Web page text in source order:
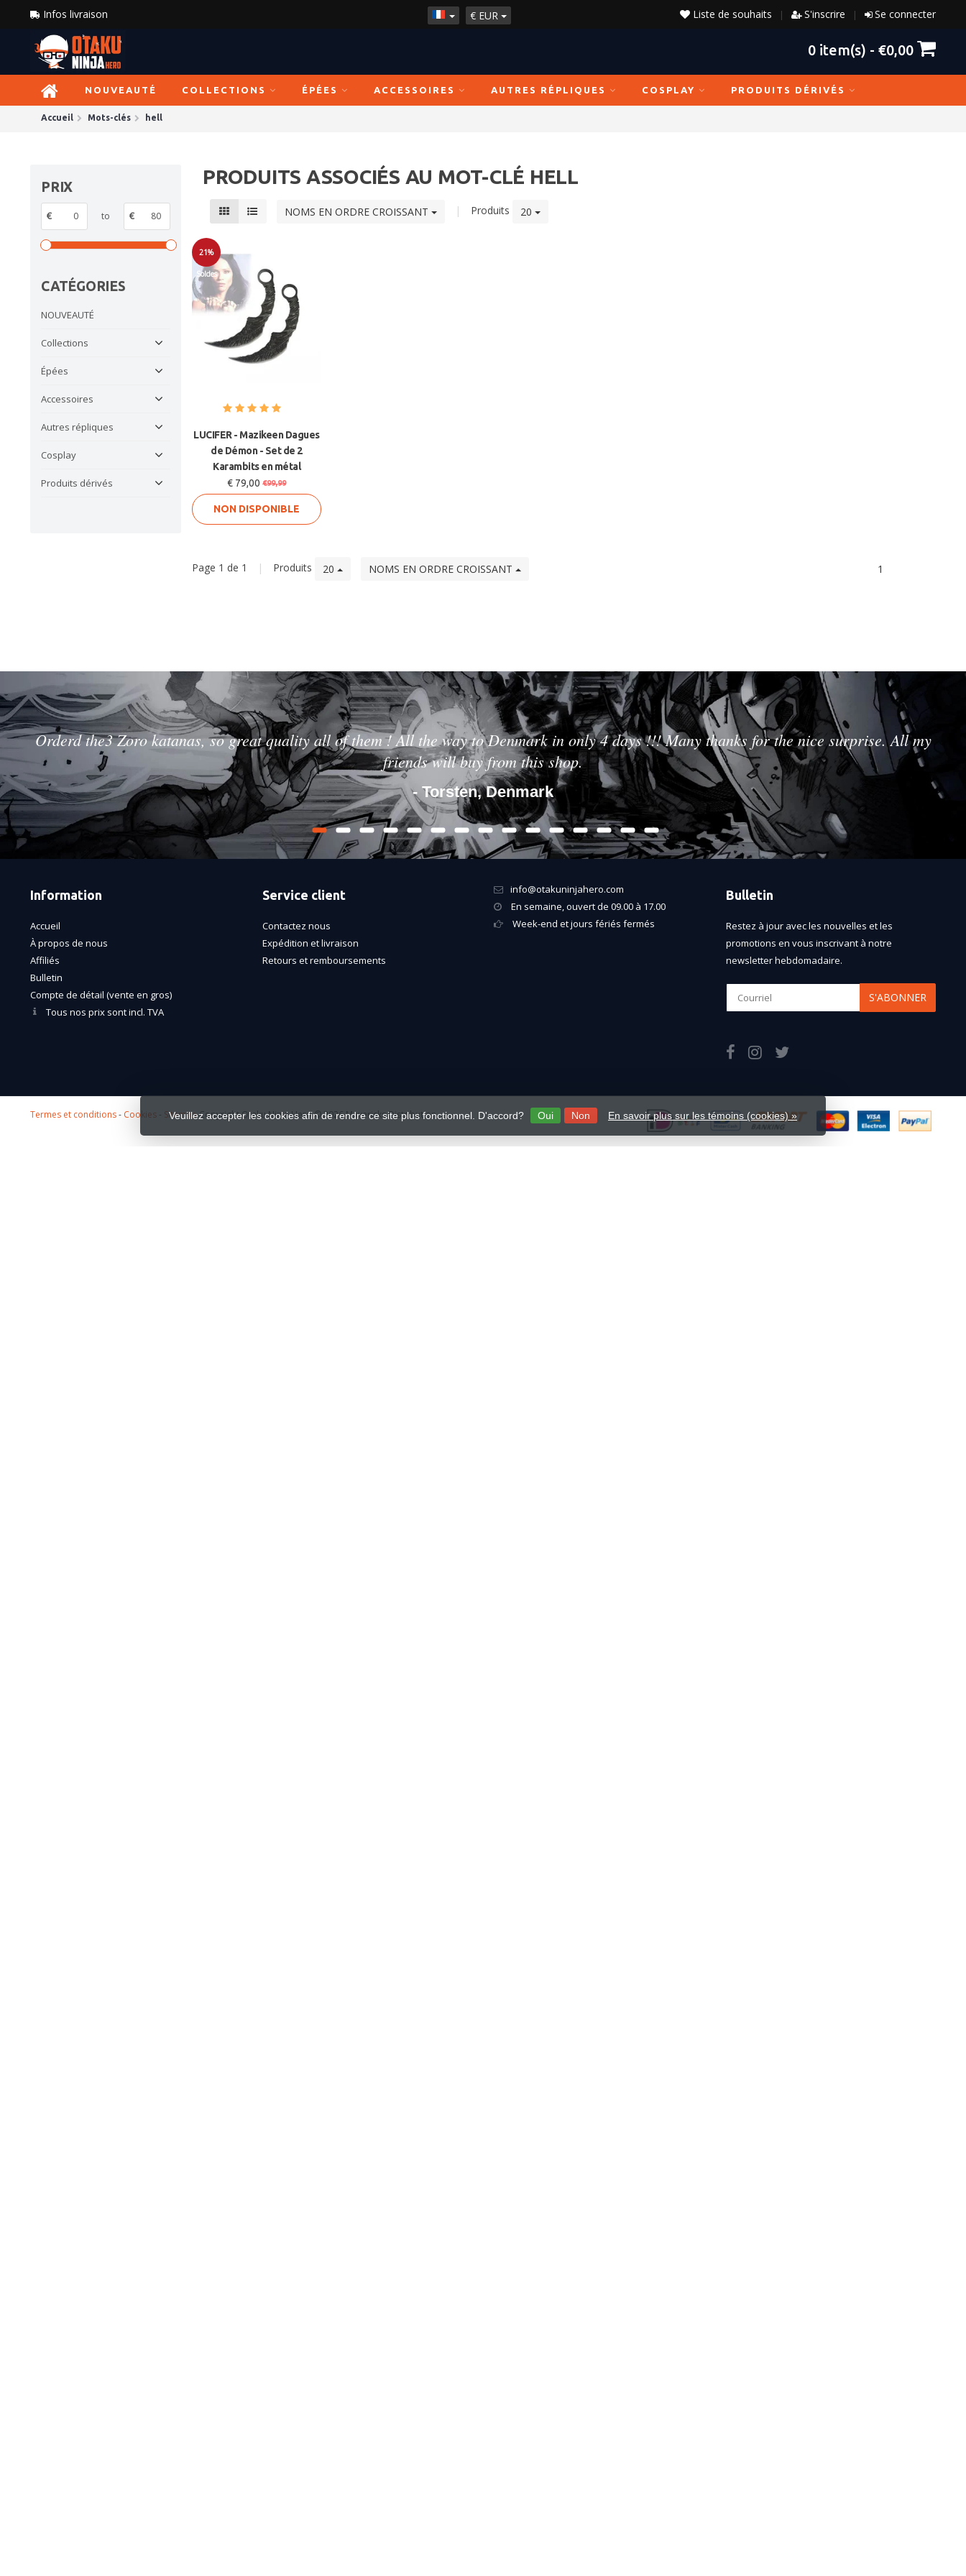
Infos livraison € EUR Se connecter
|
S'inscrire
|
Liste de souhaits
0 item(s) - €0,00
NOUVEAUTÉ COLLECTIONS ÉPÉES ACCESSOIRES AUTRES RÉPLIQUES COSPLAY PRODUITS DÉRIVÉS
Accueil Mots-clés hell
PRIX
€ to €
CATÉGORIES
NOUVEAUTÉ
Collections
Épées
Accessoires
Autres répliques
Cosplay
Produits dérivés
PRODUITS ASSOCIÉS AU MOT-CLÉ HELL
NOMS EN ORDRE CROISSANT | Produits 20
21%
Soldes
LUCIFER - Mazikeen Dagues
de Démon - Set de 2
Karambits en métal
€ 79,00 €99,99
NON DISPONIBLE
Page 1 de 1 | Produits 20 NOMS EN ORDRE CROISSANT 1
Orderd the3 Zoro katanas, so great quality all of them ! All the way to Denmark in only 4 days !!! Many thanks for the nice surprise. All my
friends will buy from this shop.
- Torsten, Denmark
Information
Accueil
À propos de nous
Affiliés
Bulletin
Compte de détail (vente en gros)
Tous nos prix sont incl. TVA
Service client
Contactez nous
Expédition et livraison
Retours et remboursements
info@otakuninjahero.com
En semaine, ouvert de 09.00 à 17.00
Week-end et jours fériés fermés
Bulletin
Restez à jour avec les nouvelles et les
promotions en vous inscrivant à notre
newsletter hebdomadaire.
S'ABONNER
Veuillez accepter les cookies afin de rendre ce site plus fonctionnel. D'accord? Oui Non En savoir plus sur les témoins (cookies) »
Termes et conditions- Cookies - SitemapCopyright Otaku Ninja Hero © 2026 Mavericks Distribution